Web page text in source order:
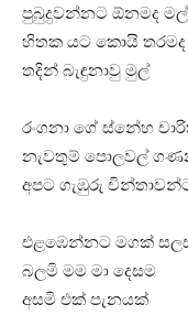
පුබුදුවන්නට ඕනමද
හිතක යට කොයි තරමද
තදින් බැඳුනාවු මුල්
රංගනා ගේ ස්නේහ
නැවතුම් පොලවල්
අපට ගැඹුරු
එළඹෙන්නට මගක්
බලමි මම මා දෙසම
අසමි එක් පැනයක්